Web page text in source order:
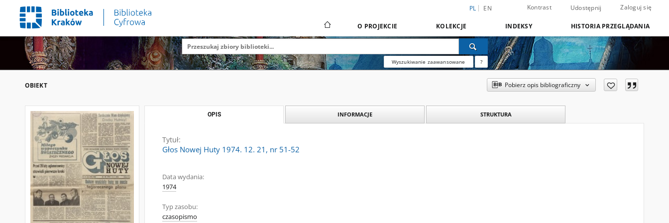
PL EN Kontrast Udostępnij Zaloguj się
O PROJEKCIE KOLEKCJE INDEKSY HISTORIA PRZEGLĄDANIA
Wyszukiwanie zaawansowane ?
OBIEKT Pobierz opis bibliograficzny
OPIS INFORMACJE STRUKTURA
Tytuł:
Głos Nowej Huty 1974. 12. 21, nr 51-52
Data wydania:
1974
Typ zasobu:
czasopismo